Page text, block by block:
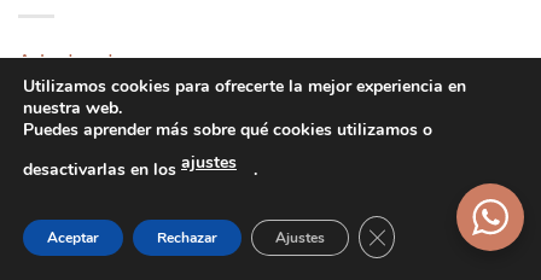
Aviso Legal
Política de Privacidad
Valoraciones de Clientes
Utilizamos cookies para ofrecerte la mejor experiencia en
nuestra web.
Puedes aprender más sobre qué cookies utilizamos o
desactivarlas en los ajustes .
Aceptar Rechazar Ajustes Cerrar el banner de